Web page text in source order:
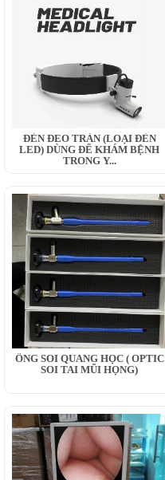
ĐÈN ĐEO TRÁN (LOẠI ĐÈN
LED) DÙNG ĐỂ KHÁM BỆNH
TRONG Y...
ỐNG SOI QUANG HỌC ( OPTIC
SOI TAI MŨI HỌNG)